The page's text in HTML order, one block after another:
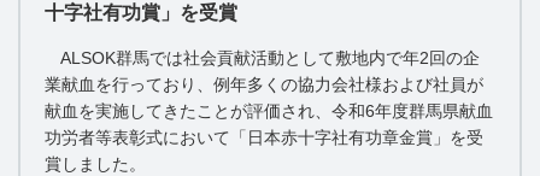
十字社有功賞」を受賞
ALSOK群馬では社会貢献活動として敷地内で年2回の企
業献血を行っており、例年多くの協力会社様および社員が
献血を実施してきたことが評価され、令和6年度群馬県献血
功労者等表彰式において「日本赤十字社有功章金賞」を受
賞しました。